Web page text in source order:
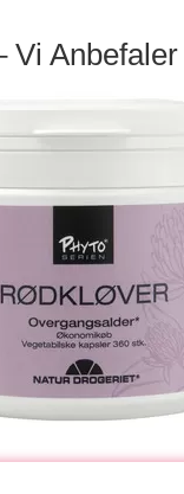
Vi Anbefaler